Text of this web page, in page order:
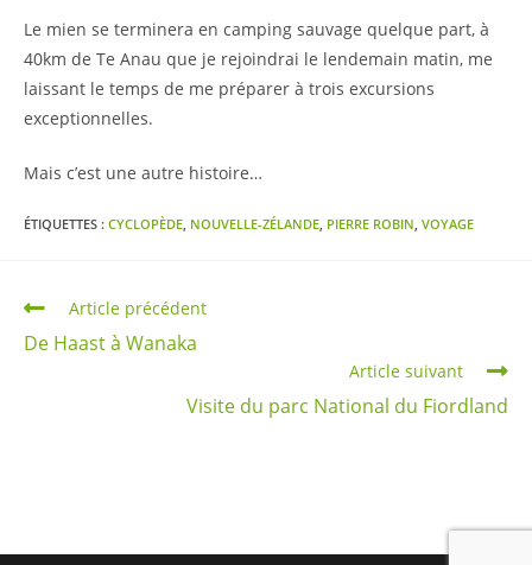
Le mien se terminera en camping sauvage quelque part, à
40km de Te Anau que je rejoindrai le lendemain matin, me
laissant le temps de me préparer à trois excursions
exceptionnelles.
Mais c’est une autre histoire…
ÉTIQUETTES : CYCLOPÈDE, NOUVELLE-ZÉLANDE, PIERRE ROBIN, VOYAGE
Read
articles
Article précédent
De Haast à Wanaka
Article suivant
Visite du parc National du Fiordland